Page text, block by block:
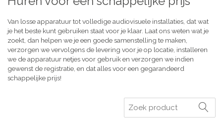
Van losse apparatuur tot volledige audiovisuele installaties, dat wat
je het beste kunt gebruiken staat voor je klaar. Laat ons weten wat je
zoekt, dan helpen we je een goede samenstelling te maken,
verzorgen we vervolgens de levering voor je op locatie, installeren
we de apparatuur netjes voor gebruik en verzorgen we indien
gewenst de registratie, en dat alles voor een gegarandeerd
schappelijke prijs!
Zoeken